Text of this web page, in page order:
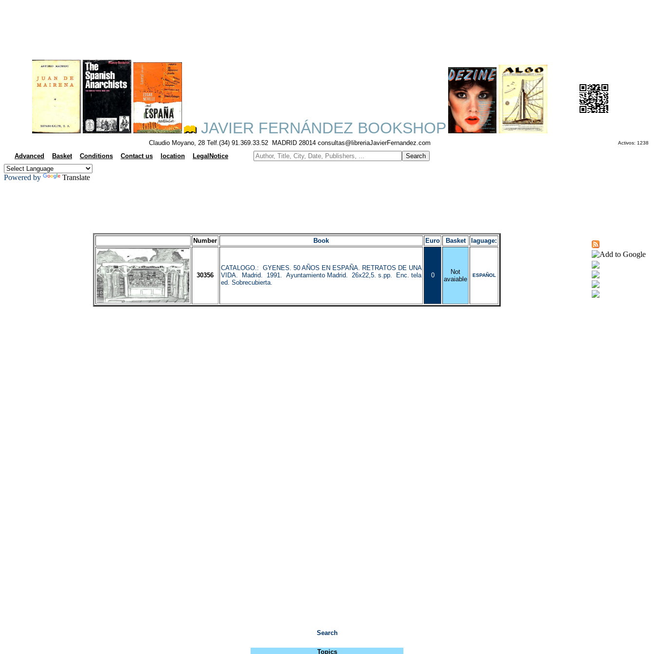
JAVIER FERNÁNDEZ BOOKSHOP
Claudio Moyano, 28 Telf.(34) 91.369.33.52 MADRID 28014 consultas@libreriaJavierFernandez.com Activos: 1238
Advanced Basket Conditions Contact us location LegalNotice
Powered by Translate
Number Book Euro Basket laguage:
30356
CATALOGO.: GYENES. 50 AÑOS EN ESPAÑA. RETRATOS DE UNA
VIDA. Madrid. 1991. Ayuntamiento Madrid. 26x22,5. s.pp. Enc. tela
ed. Sobrecubierta.
0
Not
avaiable
ESPAÑOL
Search
Topics